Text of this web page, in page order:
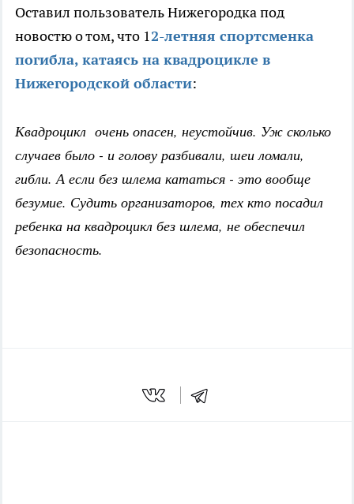
Оставил пользователь Нижегородка под
новостю о том, что 12-летняя спортсменка
погибла, катаясь на квадроцикле в
Нижегородской области:
Квадроцикл очень опасен, неустойчив. Уж сколько
случаев было - и голову разбивали, шеи ломали,
гибли. А если без шлема кататься - это вообще
безумие. Судить организаторов, тех кто посадил
ребенка на квадроцикл без шлема, не обеспечил
безопасность.